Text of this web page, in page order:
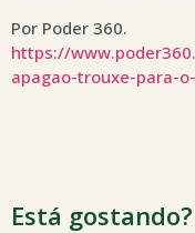
Por Poder 360.
https://
apagao-trouxe-para-
Está